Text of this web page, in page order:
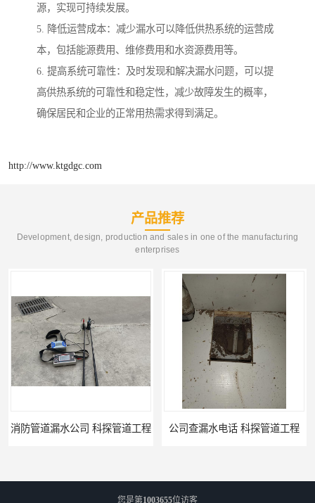
源，实现可持续发展。
5. 降低运营成本：减少漏水可以降低供热系统的运营成
本，包括能源费用、维修费用和水资源费用等。
6. 提高系统可靠性：及时发现和解决漏水问题，可以提
高供热系统的可靠性和稳定性，减少故障发生的概率，
确保居民和企业的正常用热需求得到满足。
http://www.ktgdgc.com
产品推荐
Development, design, production and sales in one of the manufacturing
enterprises
公司查漏水电话 科探管道工程 单位消防管道漏水检测电话 科探管道工程
您是第1003655位访客